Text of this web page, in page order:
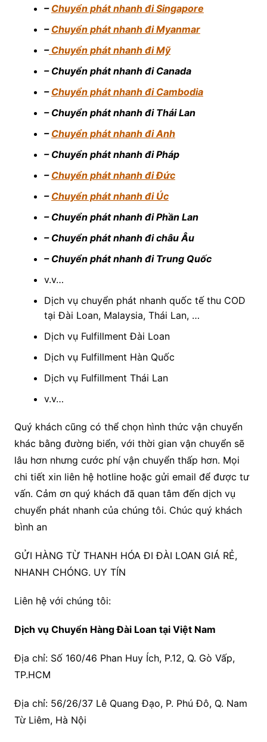
– Chuyển phát nhanh đi Singapore
– Chuyển phát nhanh đi Myanmar
–Chuyển phát nhanh đi Mỹ
– Chuyển phát nhanh đi Canada
– Chuyển phát nhanh đi Cambodia
– Chuyển phát nhanh đi Thái Lan
– Chuyển phát nhanh đi Anh
– Chuyển phát nhanh đi Pháp
– Chuyển phát nhanh đi Đức
– Chuyển phát nhanh đi Úc
– Chuyển phát nhanh đi Phần Lan
– Chuyển phát nhanh đi châu Âu
– Chuyển phát nhanh đi Trung Quốc
v.v…
Dịch vụ chuyển phát nhanh quốc tế thu COD
tại Đài Loan, Malaysia, Thái Lan, …
Dịch vụ Fulfillment Đài Loan
Dịch vụ Fulfillment Hàn Quốc
Dịch vụ Fulfillment Thái Lan
v.v…
Quý khách cũng có thể chọn hình thức vận chuyển
khác bằng đường biển, với thời gian vận chuyển sẽ
lâu hơn nhưng cước phí vận chuyển thấp hơn. Mọi
chi tiết xin liên hệ hotline hoặc gửi email để được tư
vấn. Cảm ơn quý khách đã quan tâm đến dịch vụ
chuyển phát nhanh của chúng tôi. Chúc quý khách
bình an
GỬI HÀNG TỪ THANH HÓA ĐI ĐÀI LOAN GIÁ RẺ,
NHANH CHÓNG. UY TÍN
Liên hệ với chúng tôi:
Dịch vụ Chuyển Hàng Đài Loan tại Việt Nam
Địa chỉ: Số 160/46 Phan Huy Ích, P.12, Q. Gò Vấp,
TP.HCM
Địa chỉ: 56/26/37 Lê Quang Đạo, P. Phú Đô, Q. Nam
Từ Liêm, Hà Nội